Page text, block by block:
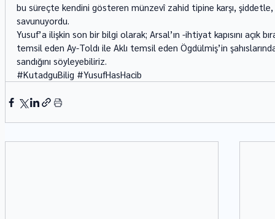
bu süreçte kendini gösteren münzevî zahid tipine karşı, şiddetle,
savunuyordu.
Yusuf’a ilişkin son bir bilgi olarak; Arsal’ın -ihtiyat kapısını açık
temsil eden Ay-Toldı ile Aklı temsil eden Ögdülmiş’in
sandığını söyleyebiliriz.
#KutadguBilig #YusufHasHacib